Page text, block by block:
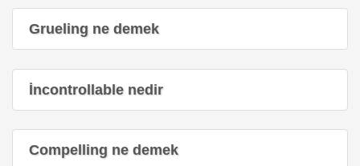
Grueling ne demek
İncontrollable nedir
Compelling ne demek